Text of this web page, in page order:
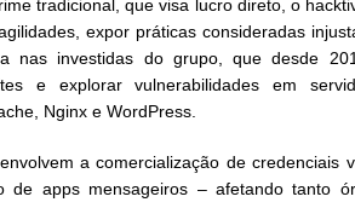
tradicional, que visa lucro direto, o
expor práticas consideradas
nas investidas do grupo, que desde
e explorar vulnerabilidades em
Nginx e WordPress.
a comercialização de credenciais
de apps mensageiros – afetando tanto